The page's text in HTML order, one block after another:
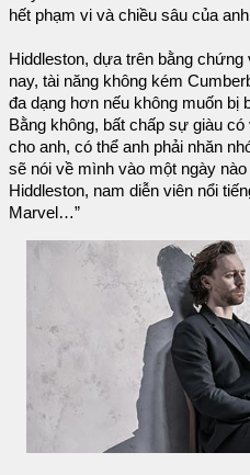
hết phạm vi và chiều sâu của
Hiddleston, dựa trên bằng
nay, tài năng không kém
đa dạng hơn nếu không muốn bị
Bằng không, bất chấp sự giàu
cho anh, có thể anh phải nhăn
sẽ nói về mình vào một ngày
Hiddleston, nam diễn viên nổi
Marvel…”